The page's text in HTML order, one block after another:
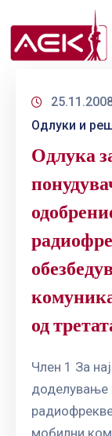
НАС
ДОКУМЕНТИ
СПЕКТАР
ТЕЛЕКОМУНИКАЦИИ
ПАЗАР
КОРИСНИЦИ
ЈАВНИ
Одлуки и
Одлука
од
Член 1 За
доделување
мобилни